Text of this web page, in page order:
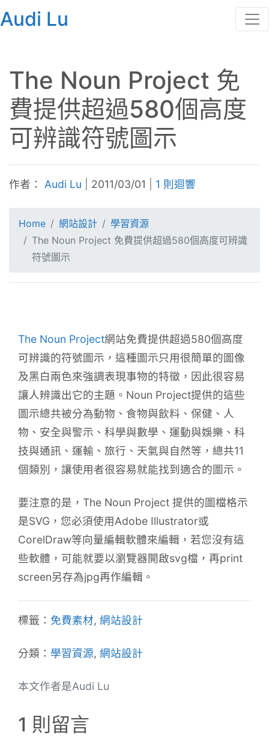
Audi Lu
The Noun Project 免
費提供超過580個高度
可辨識符號圖示
作者： Audi Lu 2011/03/01 1 則迴響
Home 網站設計
學習資源
The Noun Project 免費提供超過580個高度可辨識
符號圖示
The Noun Project網站免費提供超過580個高度
可辨識的符號圖示，這種圖示只用很簡單的圖像
及黑白兩色來強調表現事物的特徵，因此很容易
讓人辨識出它的主題。Noun Project提供的這些
圖示總共被分為動物、食物與飲料、保健、人
物、安全與警示、科學與數學、運動與娛樂、科
技與通訊、運輸、旅行、天氣與自然等，總共11
個類別，讓使用者很容易就能找到適合的圖示。
要注意的是，The Noun Project 提供的圖檔格示
是SVG，您必須使用Adobe Illustrator或
CorelDraw等向量編輯軟體來編輯，若您沒有這
些軟體，可能就要以瀏覽器開啟svg檔，再print
screen另存為jpg再作編輯。
標籤： 免費素材, 網站設計
分類： 學習資源, 網站設計
本文作者是Audi Lu
1 則留言